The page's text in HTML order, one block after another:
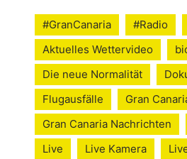
#GranCanaria #Radio
Aktuelles Wettervideo
Die neue Normalität
Flugausfälle
Gran
Gran Canaria Nachrichten
Live
Live Kamera